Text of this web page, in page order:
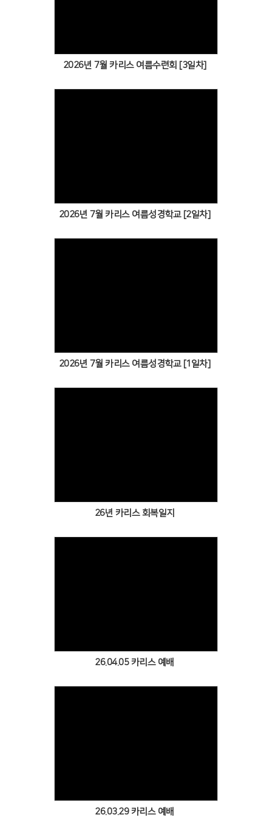
2026년 7월 카리스 여름수련회 [3일차]
2026년 7월 카리스 여름성경학교 [2일차]
2026년 7월 카리스 여름성경학교 [1일차]
26년 카리스 회복일지
26.04.05 카리스 예배
26.03.29 카리스 예배